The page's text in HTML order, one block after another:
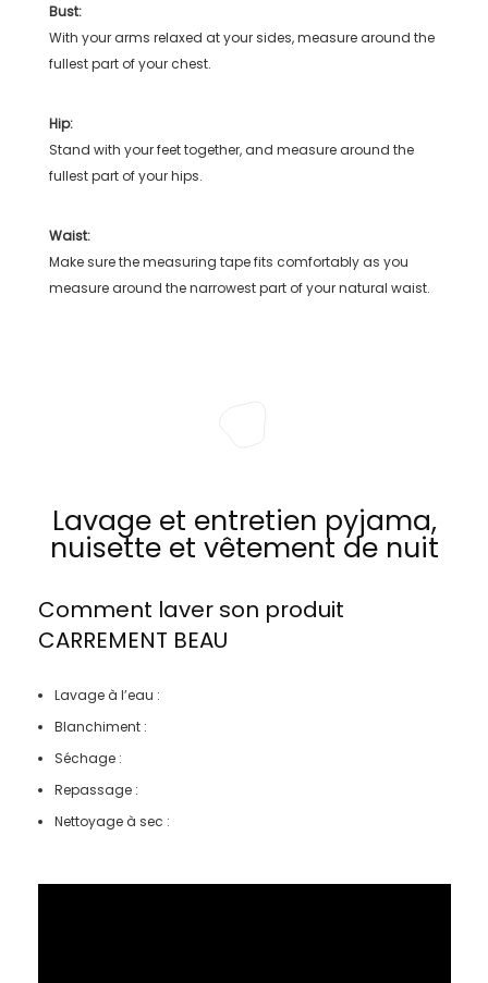
Bust:
With your arms relaxed at your sides, measure around the
fullest part of your chest.
Hip:
Stand with your feet together, and measure around the
fullest part of your hips.
Waist:
Make sure the measuring tape fits comfortably as you
measure around the narrowest part of your natural waist.
Lavage et entretien pyjama,
nuisette et vêtement de nuit
Comment laver son produit
CARREMENT BEAU
Lavage à l’eau :
Blanchiment :
Séchage :
Repassage :
Nettoyage à sec :